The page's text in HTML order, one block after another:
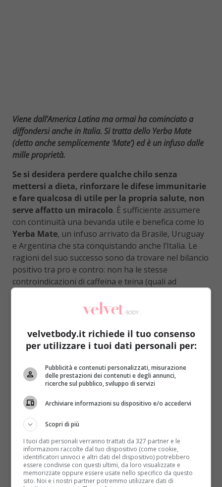
Viene dall’America Latina ma ormai ha cominciato a
diffondersi anche in Italia. Si tratta dello Yerba Mate
(detto anche semplicemente ‘Mate’) ed è un infuso dalle
mille proprietà.
Se si desidera perdere qualche chilo senza
mettersi a dieta, rinforzare le difese immunitarie
e fare qualcosa di utile per la propria salute, non
serve affatto un miracolo. È sufficiente assumere
con continuità una bevanda utile e benefica come lo
Yerba Mate, un infuso arrivato da Brasile, Uruguay
e Argentina che sta conquistando anche l’Italia. Le
ragioni del suo successo sono da trovare nel bilancio
positivo tra pro e contro: non ha le stesse
controindicazioni di caffeina e teina (quali ad
proprio come queste due sostanze
idratare, drenare, saziare, accendere il
metabolismo, aiutare le difese immunitarie,
rivitalizzare e combattere la stanchezza. Non
male, per una semplice tazza da preparare in casa!
Il Mate gode di proprietà sazianti grazie alla
presenza della teobromina, inoltre attiva la
termogenesi (vale a dire la capacità del corpo di
bruciare i grassi) e accelera quindi il metabolismo
In presenza di un’alimentazione controllata, quindi,
la perdita di peso può essere coadiuvata.
momento migliore per bere una tazza di Mate è
dopo i pasti, come se si stesse bevendo un
normale caffè, quando si può approfittare delle sue
proprietà digestive e diuretiche (diminuiscono i rischi
velvetbody.it richiede il tuo consenso
per utilizzare i tuoi dati personali per:
Pubblicità e contenuti personalizzati, misurazione
delle prestazioni dei contenuti e degli annunci,
ricerche sul pubblico, sviluppo di servizi
Archiviare informazioni su dispositivo e/o accedervi
Scopri di più
I tuoi dati personali verranno trattati da 327 partner e le
informazioni raccolte dal tuo dispositivo (come cookie,
identificatori univoci e altri dati del dispositivo) potrebbero
essere condivise con questi ultimi, da loro visualizzate e
memorizzate oppure essere usate nello specifico da questo
sito. Noi e i nostri partner potremmo utilizzare dati di